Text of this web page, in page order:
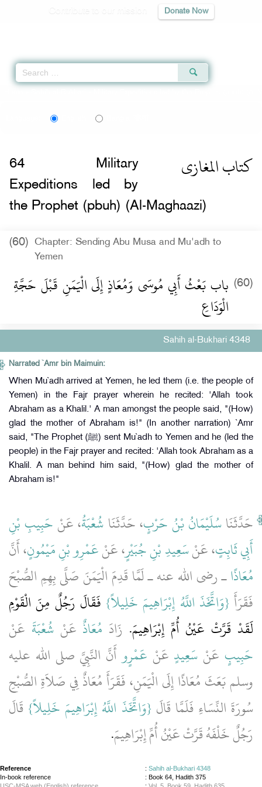
Donate Now
كتاب المغازى 64
Military
Expeditions led by
the Prophet (pbuh) (Al-Maghaazi)
(60)
Chapter: Sending Abu Musa and Mu'adh to
Yemen
(60) باب بَعْثُ أَبِي مُوسَى وَمُعَاذٍ إِلَى الْيَمَنِ قَبْلَ حَجَّةِ
الْوَدَاعِ
Sahih al-Bukhari 4348
Narrated `Amr bin Maimuin:
When Mu`adh arrived at Yemen, he led them (i.e. the people of
Yemen) in the Fajr prayer wherein he recited: 'Allah took
Abraham as a Khalil.' A man amongst the people said, "(How)
glad the mother of Abraham is!" (In another narration) `Amr
said, "The Prophet (ﷺ) sent Mu`adh to Yemen and he (led the
people) in the Fajr prayer and recited: 'Allah took Abraham as a
Khalil. A man behind him said, "(How) glad the mother of
Abraham is!"
حَدَّثَنَاسُلَيْمَانُ بْنُ حَرْبٍ، حَدَّثَنَاشُعْبَةُ، عَنْ حَبِيبِ بْنِ
أَبِي ثَابِتٍ، عَنْسَعِيدِ بْنِ جُبَيْرٍ، عَنْعَمْرِو بْنِ مَيْمُونٍ، أَنَّ
مُعَاذًاـ رضى الله عنه ـ لَمَّا قَدِمَ الْيَمَنَ صَلَّى بِهِمِ الصُّبْحَ
فَقَرَأَ {‏وَاتَّخَذَ اللَّهُ إِبْرَاهِيمَ خَلِيلاً‏} ‏ فَقَالَ رَجُلٌ مِنَ الْقَوْمِ
لَقَدْ قَرَّتْ عَيْنُ أُمِّ إِبْرَاهِيمَ‏.‏ زَادَ مُعَاذٌ عَنْشُعْبَةَ عَنْ
حَبِيبٍعَنْ سَعِيدٍ عَنْ عَمْرٍو أَنَّ النَّبِيَّ صلى الله عليه
وسلم بَعَثَ مُعَاذًا إِلَى الْيَمَنِ، فَقَرَأَ مُعَاذٌ فِي صَلاَةِ الصُّبْحِ
سُورَةَ النِّسَاءِ فَلَمَّا قَالَ ‏‏ {‏وَاتَّخَذَ اللَّهُ إِبْرَاهِيمَ خَلِيلاً‏} ‏ قَالَ
رَجُلٌ خَلْفَهُ قَرَّتْ عَيْنُ أُمِّ إِبْرَاهِيمَ‏.‏
Reference : Sahih al-Bukhari 4348
In-book reference
: Book 64, Hadith 375